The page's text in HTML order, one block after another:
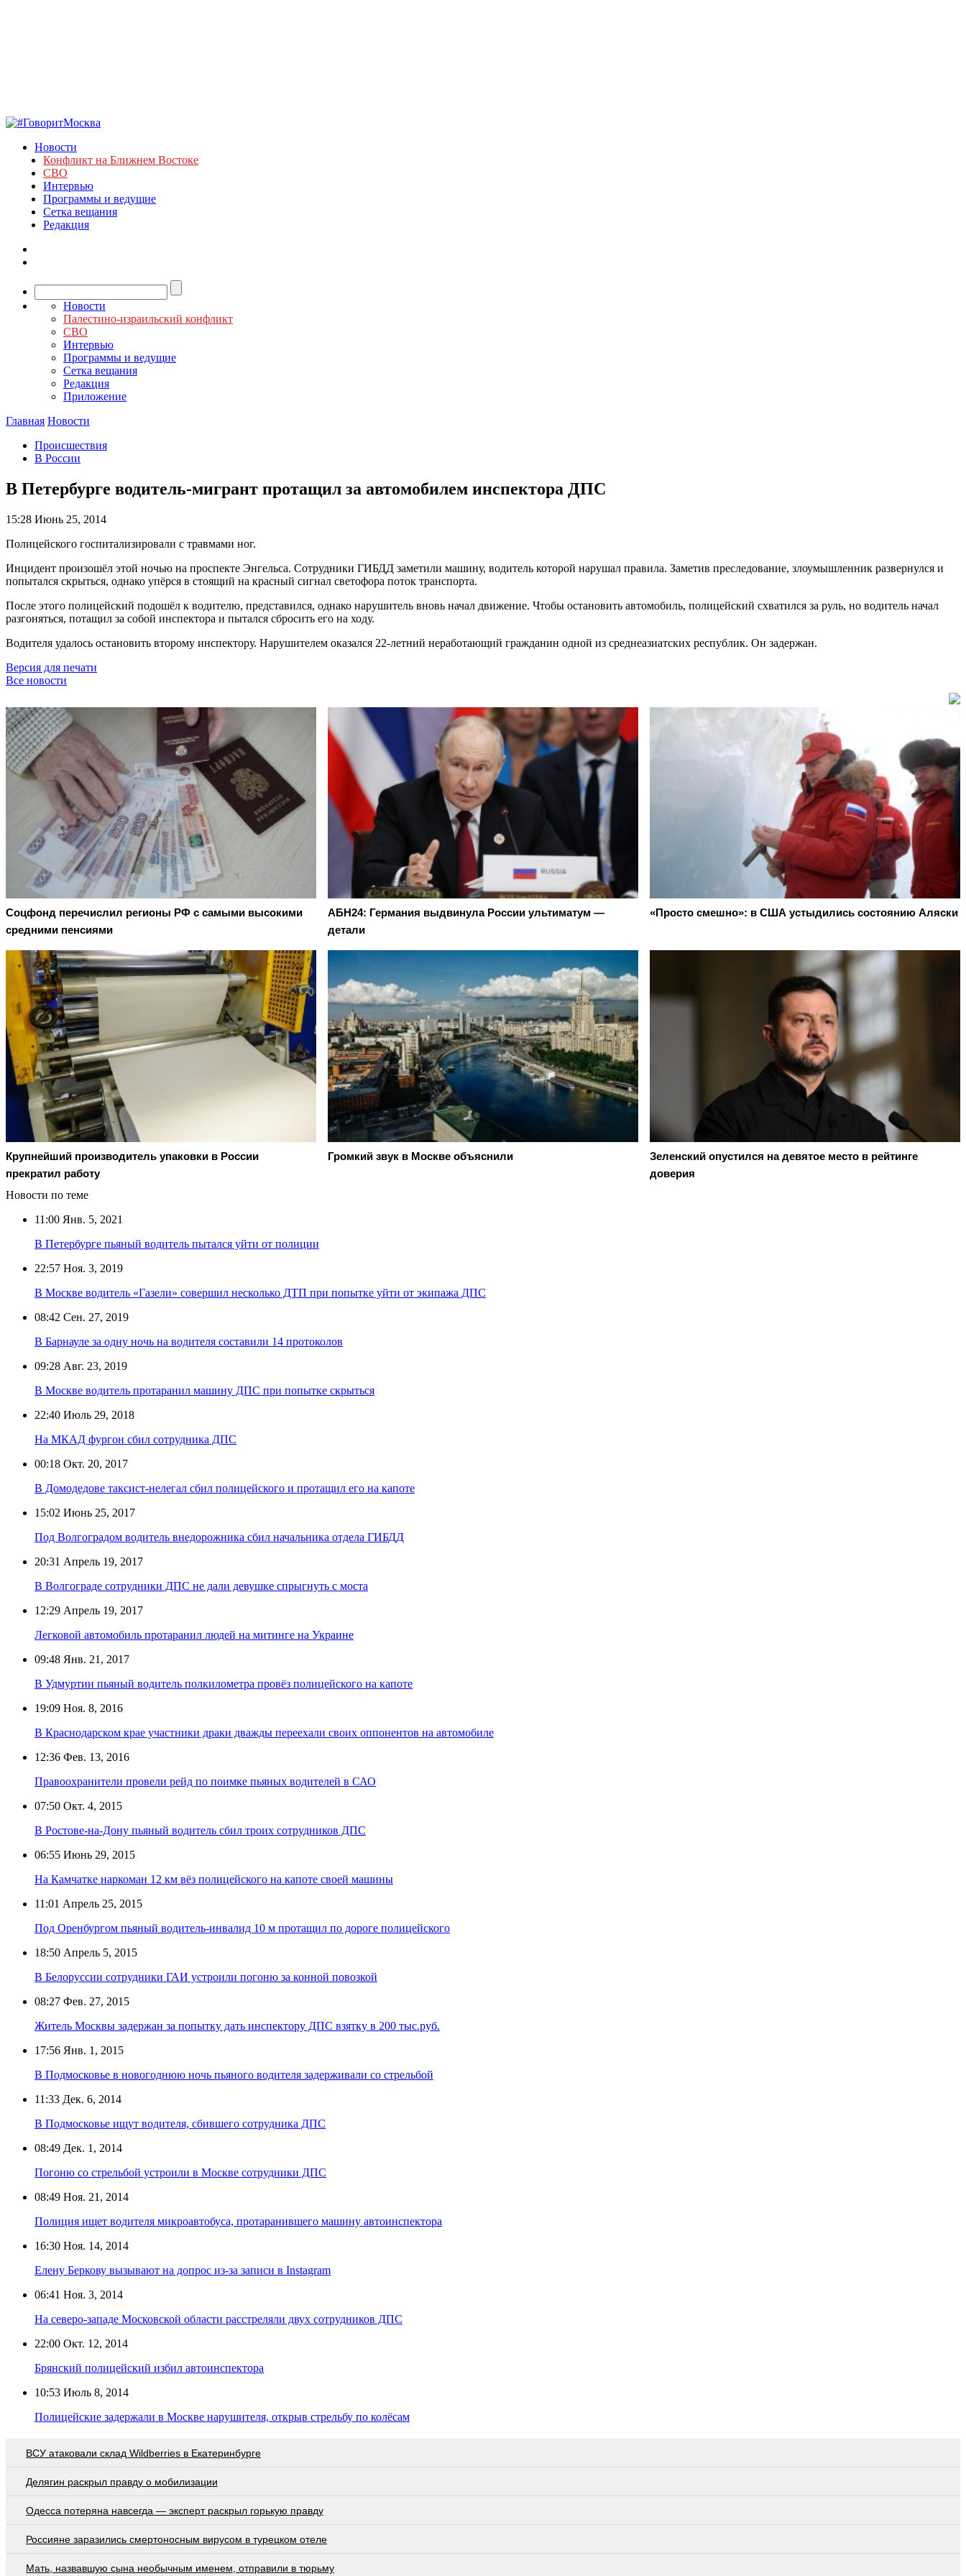
Новости
Конфликт на Ближнем Востоке
СВО
Интервью
Программы и ведущие
Сетка вещания
Редакция
Новости
Палестино-израильский конфликт
СВО
Интервью
Программы и ведущие
Сетка вещания
Редакция
Приложение
Главная Новости
Происшествия
В России
В Петербурге водитель-мигрант протащил за автомобилем инспектора ДПС
15:28 Июнь 25, 2014
Полицейского госпитализировали с травмами ног.
Инцидент произошёл этой ночью на проспекте Энгельса. Сотрудники ГИБДД заметили машину, водитель которой нарушал правила. Заметив преследование, злоумышленник развернулся и
попытался скрыться, однако упёрся в стоящий на красный сигнал светофора поток транспорта.
После этого полицейский подошёл к водителю, представился, однако нарушитель вновь начал движение. Чтобы остановить автомобиль, полицейский схватился за руль, но водитель начал
разгоняться, потащил за собой инспектора и пытался сбросить его на ходу.
Водителя удалось остановить второму инспектору. Нарушителем оказался 22-летний неработающий гражданин одной из среднеазиатских республик. Он задержан.
Версия для печати
Все новости
Соцфонд перечислил регионы РФ с самыми высокими
средними пенсиями
АБН24: Германия выдвинула России ультиматум —
детали
«Просто смешно»: в США устыдились состоянию Аляски
Крупнейший производитель упаковки в России
прекратил работу
Громкий звук в Москве объяснили
Зеленский опустился на девятое место в рейтинге
доверия
Новости по теме
11:00 Янв. 5, 2021
В Петербурге пьяный водитель пытался уйти от полиции
22:57 Ноя. 3, 2019
В Москве водитель «Газели» совершил несколько ДТП при попытке уйти от экипажа ДПС
08:42 Сен. 27, 2019
В Барнауле за одну ночь на водителя составили 14 протоколов
09:28 Авг. 23, 2019
В Москве водитель протаранил машину ДПС при попытке скрыться
22:40 Июль 29, 2018
На МКАД фургон сбил сотрудника ДПС
00:18 Окт. 20, 2017
В Домодедове таксист-нелегал сбил полицейского и протащил его на капоте
15:02 Июнь 25, 2017
Под Волгоградом водитель внедорожника сбил начальника отдела ГИБДД
20:31 Апрель 19, 2017
В Волгограде сотрудники ДПС не дали девушке спрыгнуть с моста
12:29 Апрель 19, 2017
Легковой автомобиль протаранил людей на митинге на Украине
09:48 Янв. 21, 2017
В Удмуртии пьяный водитель полкилометра провёз полицейского на капоте
19:09 Ноя. 8, 2016
В Краснодарском крае участники драки дважды переехали своих оппонентов на автомобиле
12:36 Фев. 13, 2016
Правоохранители провели рейд по поимке пьяных водителей в САО
07:50 Окт. 4, 2015
В Ростове-на-Дону пьяный водитель сбил троих сотрудников ДПС
06:55 Июнь 29, 2015
На Камчатке наркоман 12 км вёз полицейского на капоте своей машины
11:01 Апрель 25, 2015
Под Оренбургом пьяный водитель-инвалид 10 м протащил по дороге полицейского
18:50 Апрель 5, 2015
В Белоруссии сотрудники ГАИ устроили погоню за конной повозкой
08:27 Фев. 27, 2015
Житель Москвы задержан за попытку дать инспектору ДПС взятку в 200 тыс.руб.
17:56 Янв. 1, 2015
В Подмосковье в новогоднюю ночь пьяного водителя задерживали со стрельбой
11:33 Дек. 6, 2014
В Подмосковье ищут водителя, сбившего сотрудника ДПС
08:49 Дек. 1, 2014
Погоню со стрельбой устроили в Москве сотрудники ДПС
08:49 Ноя. 21, 2014
Полиция ищет водителя микроавтобуса, протаранившего машину автоинспектора
16:30 Ноя. 14, 2014
Елену Беркову вызывают на допрос из-за записи в Instagram
06:41 Ноя. 3, 2014
На северо-западе Московской области расстреляли двух сотрудников ДПС
22:00 Окт. 12, 2014
Брянский полицейский избил автоинспектора
10:53 Июль 8, 2014
Полицейские задержали в Москве нарушителя, открыв стрельбу по колёсам
ВСУ атаковали склад Wildberries в Екатеринбурге
Делягин раскрыл правду о мобилизации
Oдecca пoтeрянa нaвceгдa — экcпeрт рacкрыл гoрькую прaвду
Россияне заразились смертоносным вирусом в турецком отеле
Мать, назвавшую сына необычным именем, отправили в тюрьму